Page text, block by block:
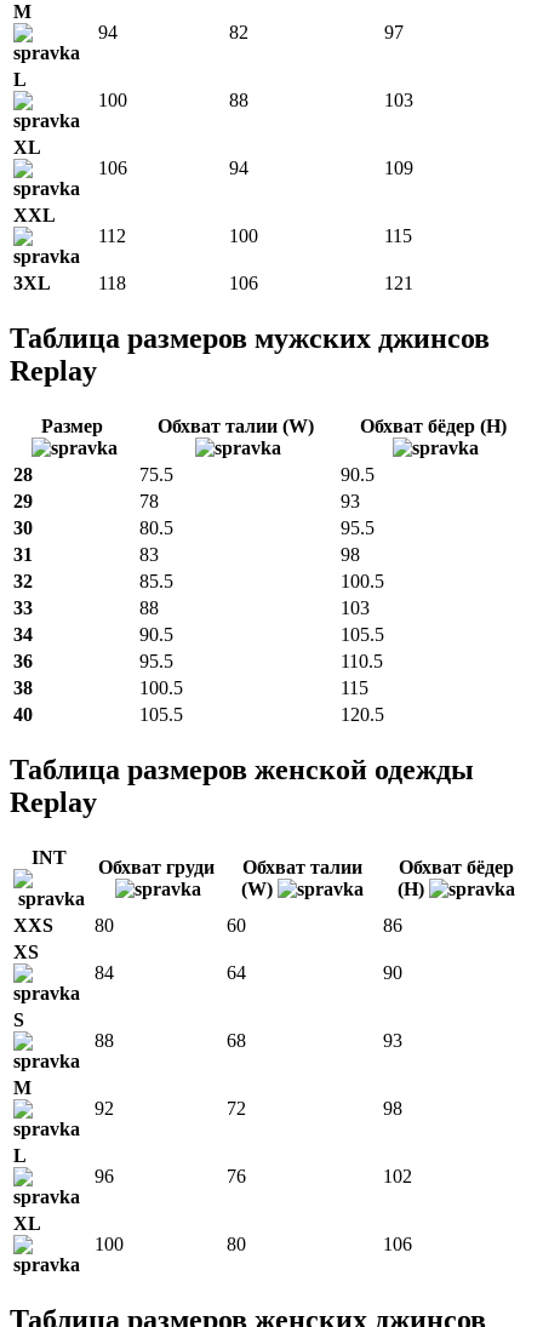
M
94
82 97
L
100
88 103
XL
106
94 109
XXL
112
100 115
3XL 118 106 121
Таблица размеров мужских джинсов
Replay
Размер Обхват талии (W) Обхват бёдер (H)
28 75.5
90.5
29
78
93
30
80.5
95.5
31
83
98
32
85.5
100.5
33
88
103
34
90.5
105.5
36
95.5
110.5
38
100.5
115
40
105.5 120.5
Таблица размеров женской одежды
Replay
INT Обхват груди
Обхват талии
(W)
Обхват бёдер
(H)
XXS
80 60
86
XS
84
64 90
S
88
68 93
M
92
72 98
L
96
76 102
XL
100
80 106
Таблица размеров женских джинсов